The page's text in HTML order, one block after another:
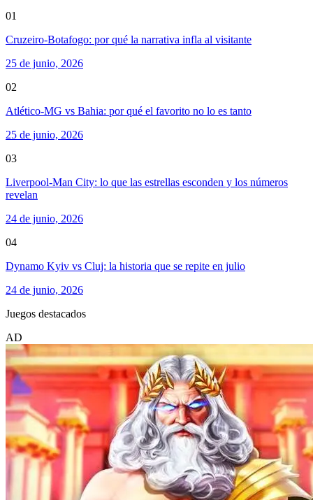
01
Cruzeiro-Botafogo: por qué la narrativa infla al visitante
25 de junio, 2026
02
Atlético-MG vs Bahia: por qué el favorito no lo es tanto
25 de junio, 2026
03
Liverpool-Man City: lo que las estrellas esconden y los números
revelan
24 de junio, 2026
04
Dynamo Kyiv vs Cluj: la historia que se repite en julio
24 de junio, 2026
Juegos destacados
AD